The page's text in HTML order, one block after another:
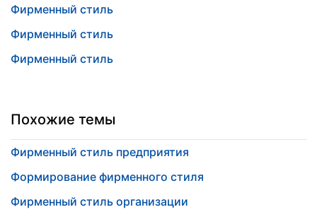
Фирменный стиль
Фирменный стиль
Фирменный стиль
Похожие темы
Фирменный стиль предприятия
Формирование фирменного стиля
Фирменный стиль организации